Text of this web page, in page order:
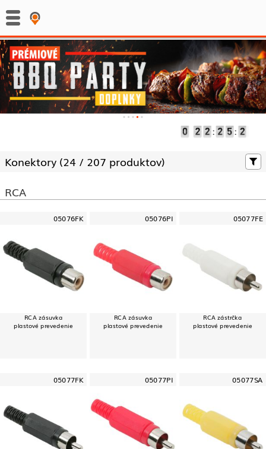
: :
Konektory (24 / 207 produktov)
RCA
05076FK
RCA zásuvka
plastové prevedenie
05076PI
RCA zásuvka
plastové prevedenie
05077FE
RCA zástrčka
plastové prevedenie
05077FK 05077PI 05077SA